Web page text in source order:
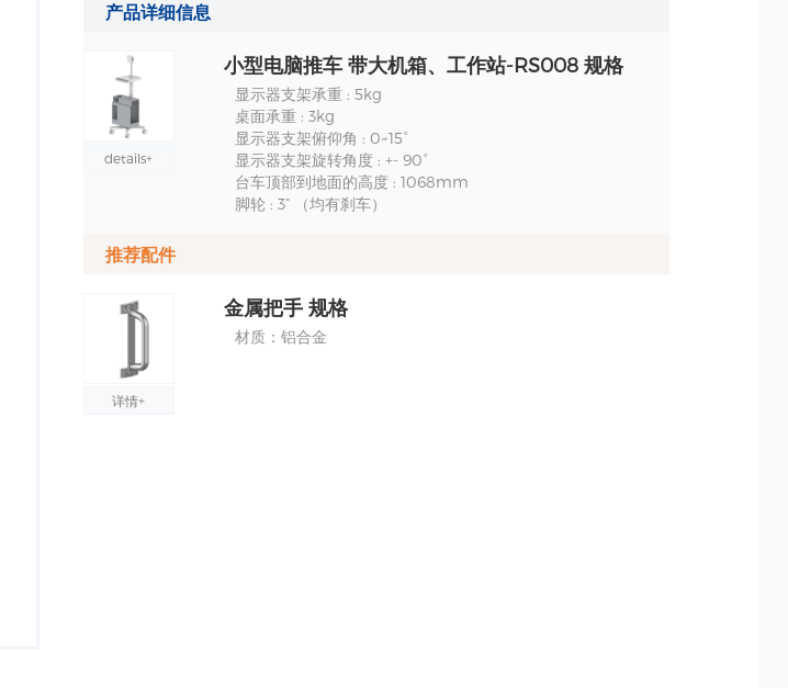
产品详细信息
details+
小型电脑推车 带大机箱、工作站-RS008 规格
显示器支架承重 : 5kg
桌面承重 : 3kg
显示器支架俯仰角 : 0~15°
显示器支架旋转角度 : +- 90°
台车顶部到地面的高度 : 1068mm
脚轮 : 3” （均有刹车）
推荐配件
详情+
金属把手 规格
材质：铝合金